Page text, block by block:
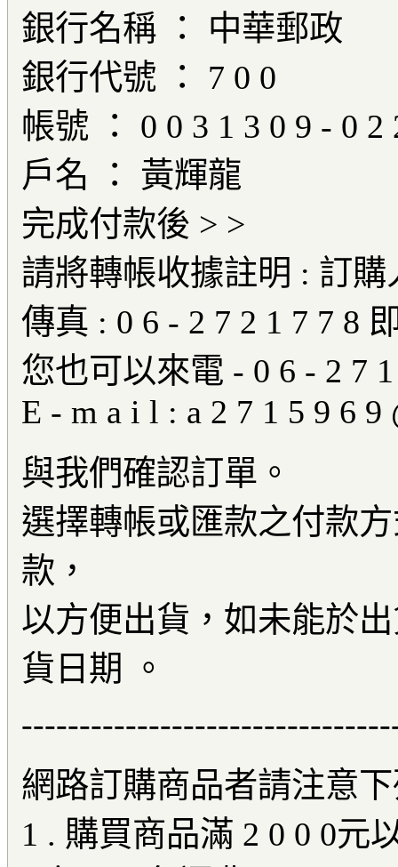
銀行名稱 ： 中華郵政
銀行代號 ： 7 0 0
帳號 ： 0 0 3 1 3 0 9 - 0 2
戶名 ： 黃輝龍
完成付款後 > >
請將轉帳收據註明 : 訂
傳真 : 0 6 - 2 7 2 1 7 7 8
您也可以來電 - 0 6 - 2 7
E - m a i l : a 2 7 1 5 9 6 9
與我們確認訂單。
選擇轉帳或匯款之付款
款，
以方便出貨，如未能於
貨日期 。
網路訂購商品者請注意
1 . 購買商品滿 2 0 0 0元